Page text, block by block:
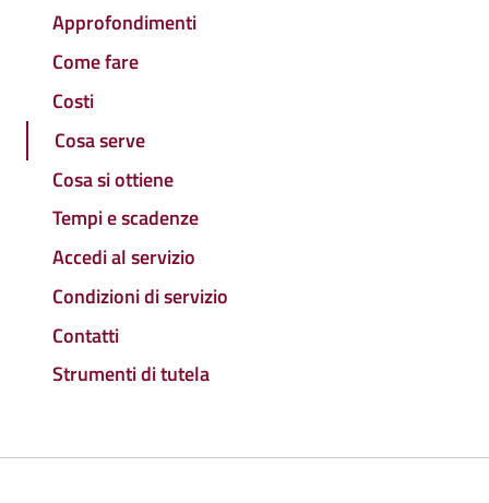
Approfondimenti
Come fare
Costi
Cosa serve
Cosa si ottiene
Tempi e scadenze
Accedi al servizio
Condizioni di servizio
Contatti
Strumenti di tutela